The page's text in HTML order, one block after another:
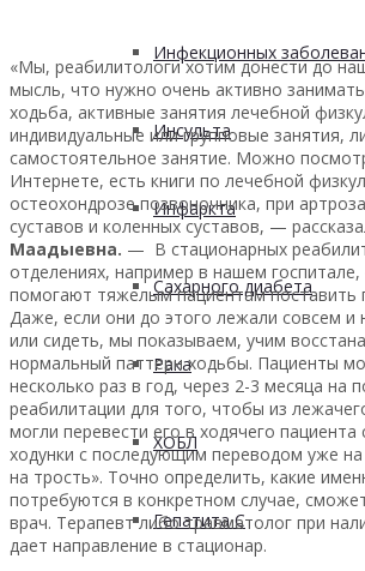
Инфекционных
Инсульта
Инфаркта
Сахарного диабета
Рака
ХОБЛ
Гепатита С
«Мы, реабилитологи хотим донести до
мысль, что нужно очень активно
ходьба, активные занятия лечебной
индивидуальные или групповые занятия,
самостоятельное занятие. Можно
Интернете, есть книги по лечебной
остеохондрозе позвоночника, при
суставов и коленных суставов, —
Маадыевна. — В стационарных
отделениях, например в нашем госпитале,
помогают тяжелым пациентам поставить
Даже, если они до этого лежали совсем и
или сидеть, мы показываем, учим
нормальный паттерн ходьбы. Пациенты
несколько раз в год, через 2-3 месяца на
реабилитации для того, чтобы из
могли перевести его в ходячего пациента
ходунки с последующим переводом уже
на трость». Точно определить, какие
потребуются в конкретном случае,
врач. Терапевт либо травматолог при
дает направление в стационар.